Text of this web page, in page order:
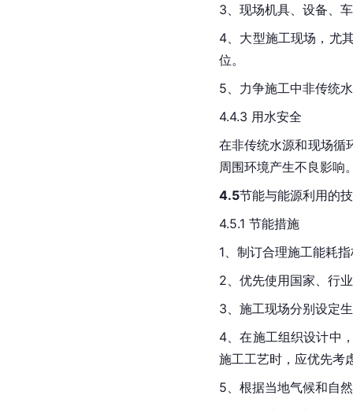
3、现场机具、设备、
4、大型施工现场，尤
位。
5、力争施工中非传统
4.4.3 用水安全
在非传统水源和现场循
周围环境产生不良影响
4.5节能与能源利用的
4.5.1 节能措施
1、制订合理施工能耗
2、优先使用国家、行
3、施工现场分别设定
4、在施工组织设计中
施工工艺时，应优先考
5、根据当地气候和自